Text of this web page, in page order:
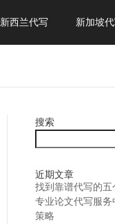
新西兰代写 新加坡
搜索
近期文章
找到靠谱代写的五
专业论文代写服
策略